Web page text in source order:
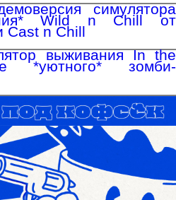
симулятора
Wild n Chill от
Cast n Chill
выживания In the
*уютного* зомби-